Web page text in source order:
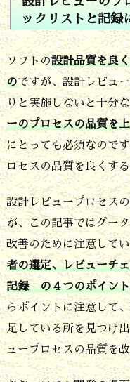
計
レ
ビ
ュ
ー
の
プ
セ
ス
は
方
と
参
加
ックリストと記録
ソフトの設計品質を良
のですが、設計レビュ
りと実施しないと十分
ーのプロセスの品質を
にとっても必須なので
ロセスの品質を良くす
設計レビュープロセス
が、この記事ではグー
改善のために注意してい
者の選定、レビューチ
記録 の４つのポイント
らポイントに注意して
足している所を見つけ
ュープロセスの品質を